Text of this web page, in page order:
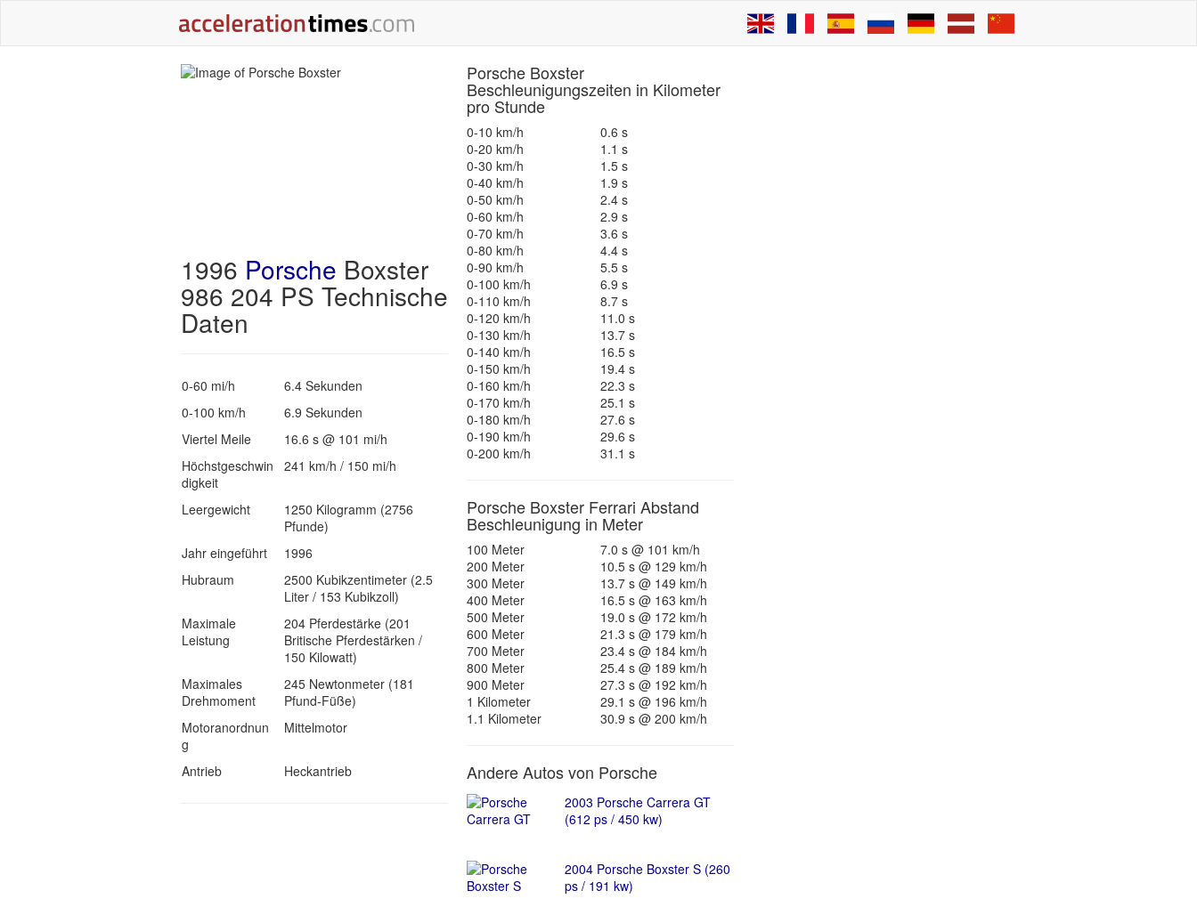
1996 Porsche Boxster
986 204 PS Technische
Daten
0-60 mi/h
6.4 Sekunden
0-100 km/h
6.9 Sekunden
Viertel Meile
16.6 s @ 101 mi/h
Höchstgeschwin
digkeit
241 km/h / 150 mi/h
Leergewicht
1250 Kilogramm (2756
Pfunde)
Jahr eingeführt
1996
Hubraum
2500 Kubikzentimeter (2.5
Liter / 153 Kubikzoll)
Maximale
Leistung
204 Pferdestärke (201
Britische Pferdestärken /
150 Kilowatt)
Maximales
Drehmoment
245 Newtonmeter (181
Pfund-Füße)
Motoranordnun
g
Mittelmotor
Antrieb Heckantrieb
Porsche Boxster
Beschleunigungszeiten in Kilometer
pro Stunde
0-10 km/h
0.6 s
0-20 km/h
1.1 s
0-30 km/h
1.5 s
0-40 km/h
1.9 s
0-50 km/h
2.4 s
0-60 km/h
2.9 s
0-70 km/h
3.6 s
0-80 km/h
4.4 s
0-90 km/h
5.5 s
0-100 km/h
6.9 s
0-110 km/h
8.7 s
0-120 km/h
11.0 s
0-130 km/h
13.7 s
0-140 km/h
16.5 s
0-150 km/h
19.4 s
0-160 km/h
22.3 s
0-170 km/h
25.1 s
0-180 km/h
27.6 s
0-190 km/h
29.6 s
0-200 km/h
31.1 s
Porsche Boxster Ferrari Abstand
Beschleunigung in Meter
100 Meter
7.0 s @ 101 km/h
200 Meter
10.5 s @ 129 km/h
300 Meter
13.7 s @ 149 km/h
400 Meter
16.5 s @ 163 km/h
500 Meter
19.0 s @ 172 km/h
600 Meter
21.3 s @ 179 km/h
700 Meter
23.4 s @ 184 km/h
800 Meter
25.4 s @ 189 km/h
900 Meter
27.3 s @ 192 km/h
1 Kilometer
29.1 s @ 196 km/h
1.1 Kilometer
30.9 s @ 200 km/h
Andere Autos von Porsche
2003 Porsche Carrera GT
(612 ps / 450 kw)
2004 Porsche Boxster S (260
ps / 191 kw)